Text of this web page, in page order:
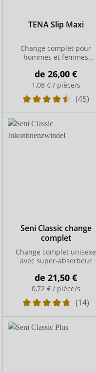
TENA Slip Maxi
Change complet pour
hommes et femmes
de26,00 €
1,08 € / pièce/s
(45)
Seni Classic change
complet
Change complet unisexe
avec super-absorbeur
de21,50 €
0,72 € / pièce/s
(14)